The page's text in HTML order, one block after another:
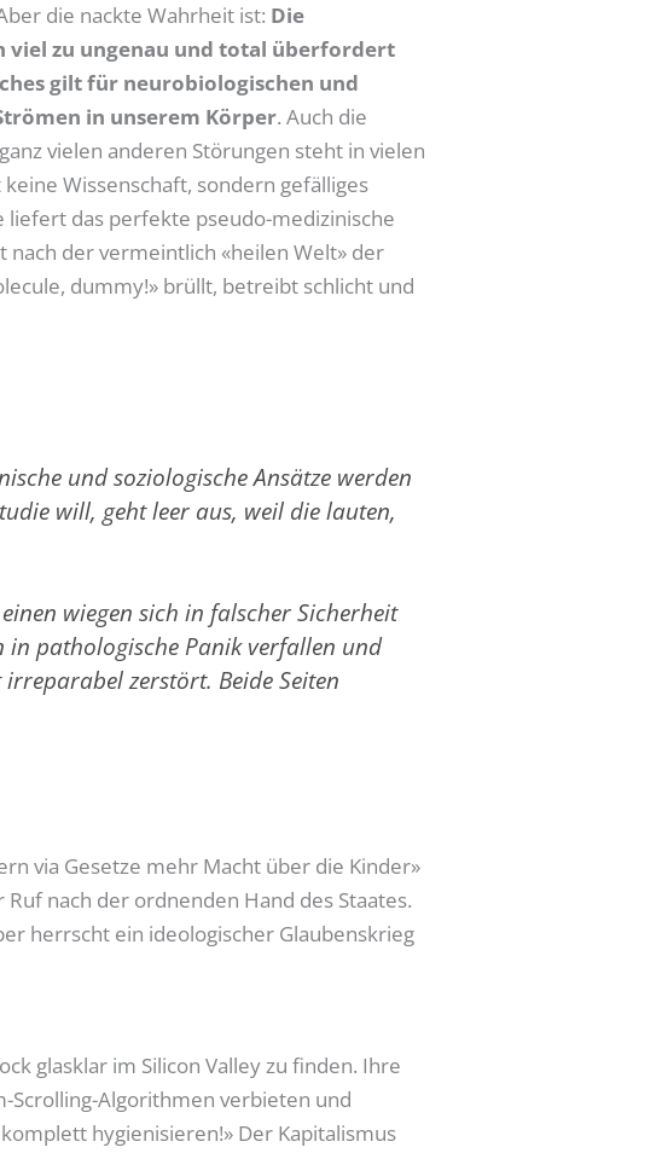
die nackte Wahrheit ist: Die
viel zu ungenau und total überfordert
gilt für neurobiologischen und
in unserem Körper. Auch die
vielen anderen Störungen steht in vielen
Wissenschaft, sondern gefälliges
liefert das perfekte pseudo-medizinische
der vermeintlich «heilen Welt» der
dummy!» brüllt, betreibt schlicht und
und soziologische Ansätze werden
will, geht leer aus, weil die lauten,
wiegen sich in falscher Sicherheit
in pathologische Panik verfallen und
irreparabel zerstört. Beide Seiten
via Gesetze mehr Macht über die Kinder»
nach der ordnenden Hand des Staates.
herrscht ein ideologischer Glaubenskrieg
glasklar im Silicon Valley zu finden. Ihre
Scrolling-Algorithmen verbieten und
hygienisieren!» Der Kapitalismus